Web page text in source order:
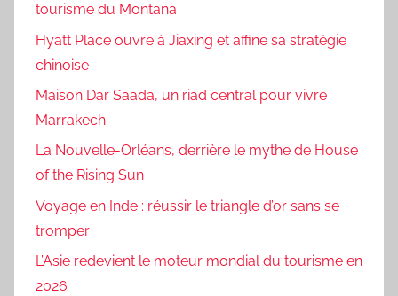
tourisme du Montana
Hyatt Place ouvre à Jiaxing et affine sa stratégie
chinoise
Maison Dar Saada, un riad central pour vivre
Marrakech
La Nouvelle-Orléans, derrière le mythe de House
of the Rising Sun
Voyage en Inde : réussir le triangle d’or sans se
tromper
L’Asie redevient le moteur mondial du tourisme en
2026